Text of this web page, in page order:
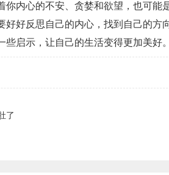
你内心的不安、贪婪和欲望，也可能
好好反思自己的内心，找到自己的方
启示，让自己的生活变得更加美好。
了